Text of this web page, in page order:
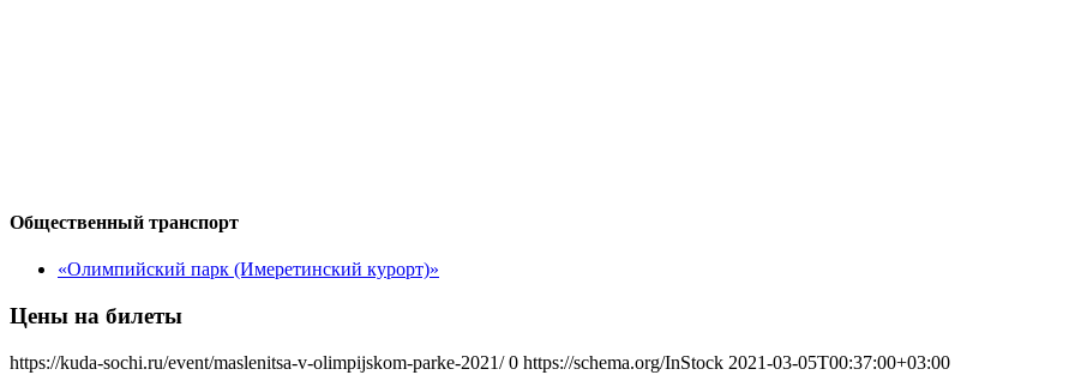
Общественный транспорт
«Олимпийский парк (Имеретинский курорт)»
Цены на билеты
https://kuda-sochi.ru/event/maslenitsa-v-olimpijskom-parke-2021/ 0 https://schema.org/InStock 2021-03-05T00:37:00+03:00